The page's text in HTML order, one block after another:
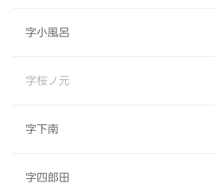
字小風呂
字桜ノ元
字下南
字四郎田